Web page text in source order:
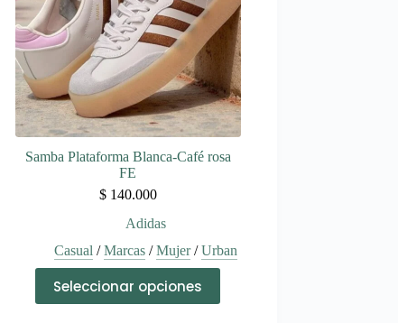
en
la
página
de
producto
Samba Plataforma Blanca-Café rosa
FE
$140.000
Adidas
Casual /Marcas /Mujer/Urban
Seleccionar opciones
producto
tiene